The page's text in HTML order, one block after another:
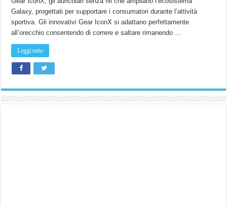
oggi
sullo
Shop
Samsung
Galaxy, progettati per supportare i consumatori durante l’attività
sportiva. Gli innovativi Gear IconX si adattano perfettamente
all’orecchio consentendo di correre e saltare rimanendo …
Leggi tutto